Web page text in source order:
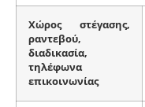
Χώρος στέγασης,
ραντεβού,
διαδικασία,
τηλέφωνα
επικοινωνίας